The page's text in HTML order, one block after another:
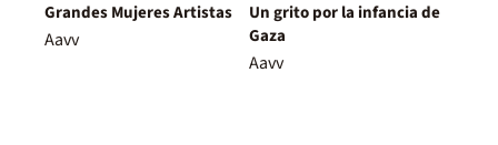
Grandes Mujeres Artistas
Aavv
Un grito por la infancia de
Gaza
Aavv